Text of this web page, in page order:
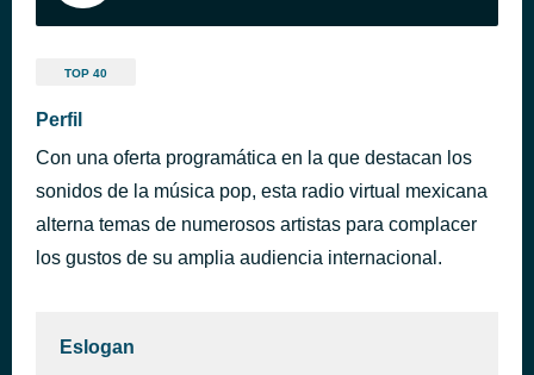
TOP 40
Perfil
Con una oferta programática en la que destacan los
sonidos de la música pop, esta radio virtual mexicana
alterna temas de numerosos artistas para complacer
los gustos de su amplia audiencia internacional.
Eslogan